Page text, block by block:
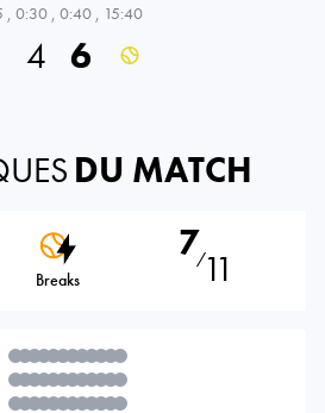
, 0:30 , 0:40 , 15:40
4 6
DU MATCH
Breaks
7⁄11